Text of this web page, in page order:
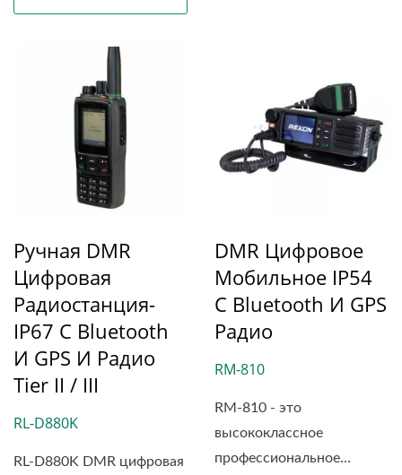
Ручная DMR
Цифровая
Радиостанция-
IP67 С Bluetooth
И GPS И Радио
Tier II / III
RL-D880K
RL-D880K DMR цифровая
DMR Цифровое
Мобильное IP54
С Bluetooth И GPS
Радио
RM-810
RM-810 - это
высококлассное
профессиональное